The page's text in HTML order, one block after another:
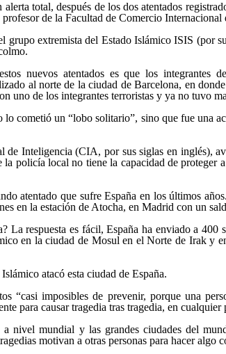
total, después de los dos atentados
de la Facultad de Comercio Internacional
grupo extremista del Estado Islámico ISIS (por
nuevos atentados es que los integrantes
al norte de la ciudad de Barcelona, en
uno de los integrantes terroristas y ya no tuvo
cometió un “lobo solitario”, sino que fue una
de Inteligencia (CIA, por sus siglas en inglés),
policía local no tiene la capacidad de proteger
atentado que sufre España en los últimos
en la estación de Atocha, en Madrid con un
La respuesta es fácil, España ha enviado a 400
en la ciudad de Mosul en el Norte de Irak y
atacó esta ciudad de España.
“casi imposibles de prevenir, porque una
para causar tragedia tras tragedia, en cualquier
nivel mundial y las grandes ciudades del
motivan a otras personas para hacer algo